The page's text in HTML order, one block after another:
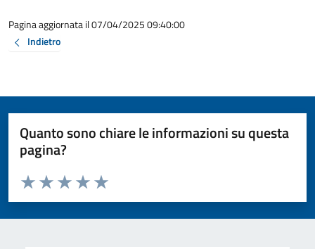
Pagina aggiornata il 07/04/2025 09:40:00
Indietro
Quanto sono chiare le informazioni su questa
pagina?
Valuta da 1 a 5 stelle la pagina
Valuta 5 stelle su 5
Valuta 4 stelle su 5
Valuta 3 stelle su 5
Valuta 2 stelle su 5
Valuta 1 stelle su 5